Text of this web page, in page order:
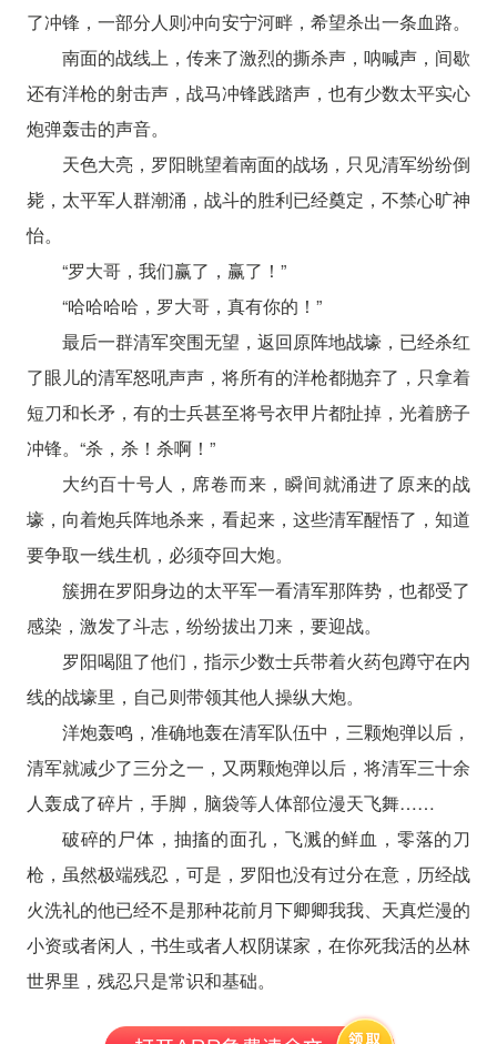
了冲锋，一部分人则冲向安宁河畔，希望杀出一条血路。
南面的战线上，传来了激烈的撕杀声，呐喊声，间歇
还有洋枪的射击声，战马冲锋践踏声，也有少数太平实心
炮弹轰击的声音。
天色大亮，罗阳眺望着南面的战场，只见清军纷纷倒
毙，太平军人群潮涌，战斗的胜利已经奠定，不禁心旷神
怡。
“罗大哥，我们赢了，赢了！”
“哈哈哈哈，罗大哥，真有你的！”
最后一群清军突围无望，返回原阵地战壕，已经杀红
了眼儿的清军怒吼声声，将所有的洋枪都抛弃了，只拿着
短刀和长矛，有的士兵甚至将号衣甲片都扯掉，光着膀子
冲锋。“杀，杀！杀啊！”
大约百十号人，席卷而来，瞬间就涌进了原来的战
壕，向着炮兵阵地杀来，看起来，这些清军醒悟了，知道
要争取一线生机，必须夺回大炮。
簇拥在罗阳身边的太平军一看清军那阵势，也都受了
感染，激发了斗志，纷纷拔出刀来，要迎战。
罗阳喝阻了他们，指示少数士兵带着火药包蹲守在内
线的战壕里，自己则带领其他人操纵大炮。
洋炮轰鸣，准确地轰在清军队伍中，三颗炮弹以后，
清军就减少了三分之一，又两颗炮弹以后，将清军三十余
人轰成了碎片，手脚，脑袋等人体部位漫天飞舞……
破碎的尸体，抽搐的面孔，飞溅的鲜血，零落的刀
枪，虽然极端残忍，可是，罗阳也没有过分在意，历经战
火洗礼的他已经不是那种花前月下卿卿我我、天真烂漫的
小资或者闲人，书生或者人权阴谋家，在你死我活的丛林
世界里，残忍只是常识和基础。